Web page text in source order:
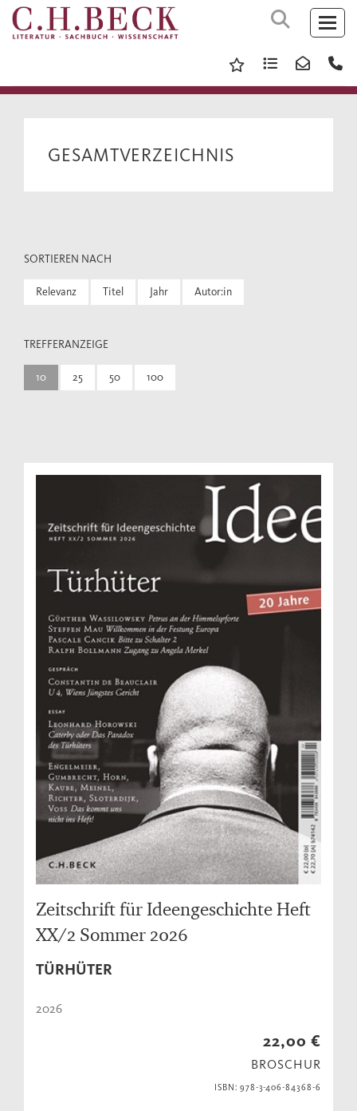
GESAMTVERZEICHNIS
SORTIEREN NACH
Relevanz Titel Jahr Autor:in
TREFFERANZEIGE
10 25 50 100
Zeitschrift für Ideengeschichte Heft
XX/2 Sommer 2026
TÜRHÜTER
2026
22,00 €
BROSCHUR
ISBN: 978-3-406-84368-6